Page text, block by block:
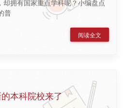
拥有国家重点学科呢？小编盘点
普
阅读全文
本科院校来了